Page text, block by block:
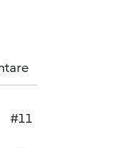
#11